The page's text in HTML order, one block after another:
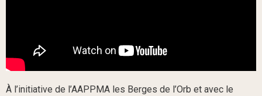
À l’initiative de l’AAPPMA les Berges de l’Orb et avec le